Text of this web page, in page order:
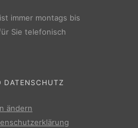
immer montags bis
Sie telefonisch
DATENSCHUTZ
ändern